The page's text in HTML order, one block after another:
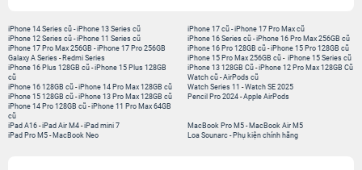
iPhone 14 Series cũ -iPhone 13 Series cũ
iPhone 12 Series cũ -iPhone 11 Series cũ
iPhone 17 Pro Max 256GB -iPhone 17 Pro 256GB
Galaxy A Series - Redmi Series
iPhone 17 cũ-iPhone 17 Pro Max cũ
iPhone 16 Series cũ- iPhone 16 Pro Max 256GB cũ
iPhone 16 Pro 128GB cũ-iPhone 15 Pro 128GB cũ
iPhone 15 Pro Max 256GB cũ- iPhone 15 Series cũ
iPhone 16 Plus 128GB cũ -iPhone 15 Plus 128GB
cũ
iPhone 16 128GB cũ -iPhone 14 Pro Max 128GB cũ
iPhone 15 128GB cũ -iPhone 13 Pro Max 128GB cũ
iPhone 14 Pro 128GB cũ -iPhone 11 Pro Max 64GB
cũ
iPhone 13 128GB Cũ-iPhone 12 Pro Max 128GB Cũ
Watch cũ-AirPods cũ
Watch Series 11 -Watch SE 2025
Pencil Pro 2024-Apple AirPods
iPad A16 -iPad Air M4 -iPad mini 7
iPad Pro M5 - MacBook Neo
MacBook Pro M5- MacBook Air M5
Loa Sounarc- Phụ kiện chính hãng